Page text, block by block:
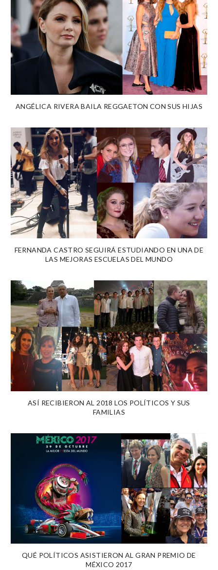
ANGÉLICA RIVERA BAILA REGGAETON CON SUS HIJAS
FERNANDA CASTRO SEGUIRÁ ESTUDIANDO EN UNA DE
LAS MEJORAS ESCUELAS DEL MUNDO
ASÍ RECIBIERON AL 2018 LOS POLÍTICOS Y SUS
FAMILIAS
QUÉ POLÍTICOS ASISTIERON AL GRAN PREMIO DE
MÉXICO 2017